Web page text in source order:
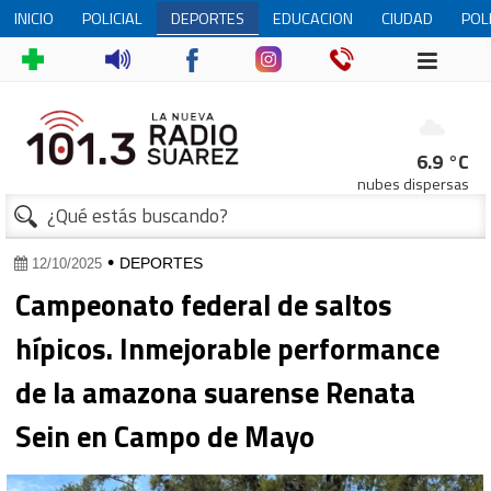
INICIO POLICIAL DEPORTES EDUCACION CIUDAD
6.9 °C
nubes dispersas
12/10/2025• DEPORTES
Campeonato federal de saltos
hípicos. Inmejorable performance
de la amazona suarense Renata
Sein en Campo de Mayo